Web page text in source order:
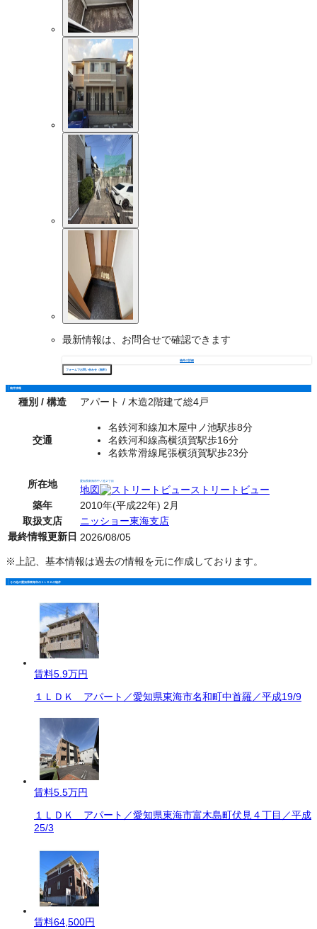
最新情報は、お問合せで確認できます
物件の詳細
フォームでお問い合わせ（無料）
物件情報
種別 / 構造 アパート / 木造2階建て総4戸
交通
名鉄河和線加木屋中ノ池駅歩8分
名鉄河和線高横須賀駅歩16分
名鉄常滑線尾張横須賀駅歩23分
所在地 愛知県東海市中ノ池２丁目
地図
ストリートビュー
築年
2010年(平成22年) 2月
取扱支店
ニッショー東海支店
最終情報更新日 2026/08/05
※上記、基本情報は過去の情報を元に作成しております。
その他の愛知県東海市の１ＬＤＫの物件
賃料5.9万円
１ＬＤＫ アパート／愛知県東海市名和町中首羅／平成19/9
賃料5.5万円
１ＬＤＫ アパート／愛知県東海市富木島町伏見４丁目／平成
25/3
賃料64,500円